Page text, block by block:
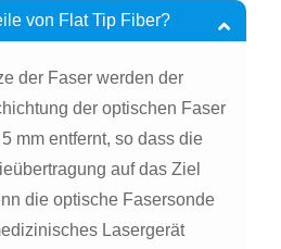
von Flat Tip Fiber?
der Faser werden der
der optischen Faser
mm entfernt, so dass die
auf das Ziel
die optische Fasersonde
Lasergerät